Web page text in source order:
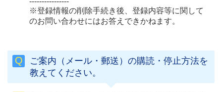
※登録情報の削除手続き後、登録内容等に関して
のお問い合わせにはお答えできかねます。
ご案内（メール・郵送）の購読・停止方法を
教えてください。